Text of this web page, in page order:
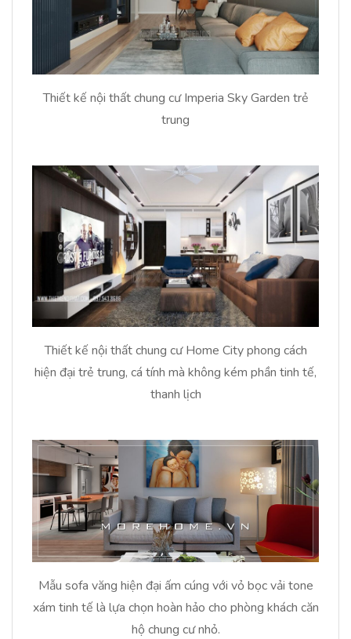
Thiết kế nội thất chung cư Imperia Sky Garden trẻ
trung
Thiết kế nội thất chung cư Home City phong cách
hiện đại trẻ trung, cá tính mà không kém phần tinh tế,
thanh lịch
Mẫu sofa văng hiện đại ấm cúng với vỏ bọc vải tone
xám tinh tế là lựa chọn hoàn hảo cho phòng khách căn
hộ chung cư nhỏ.